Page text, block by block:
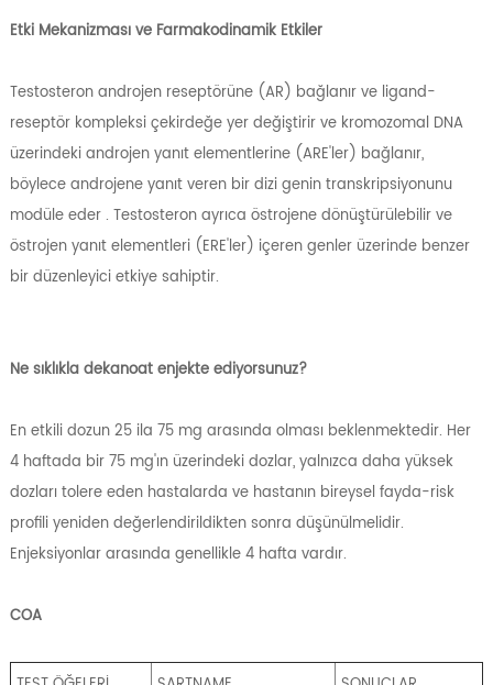
Etki Mekanizması ve Farmakodinamik Etkiler
Testosteron androjen reseptörüne (AR) bağlanır ve ligand-
reseptör kompleksi çekirdeğe yer değiştirir ve kromozomal DNA
üzerindeki androjen yanıt elementlerine (ARE'ler) bağlanır,
böylece androjene yanıt veren bir dizi genin transkripsiyonunu
modüle eder . Testosteron ayrıca östrojene dönüştürülebilir ve
östrojen yanıt elementleri (ERE'ler) içeren genler üzerinde benzer
bir düzenleyici etkiye sahiptir.
Ne sıklıkla dekanoat enjekte ediyorsunuz?
En etkili dozun 25 ila 75 mg arasında olması beklenmektedir. Her
4 haftada bir 75 mg'ın üzerindeki dozlar, yalnızca daha yüksek
dozları tolere eden hastalarda ve hastanın bireysel fayda-risk
profili yeniden değerlendirildikten sonra düşünülmelidir.
Enjeksiyonlar arasında genellikle 4 hafta vardır.
COA